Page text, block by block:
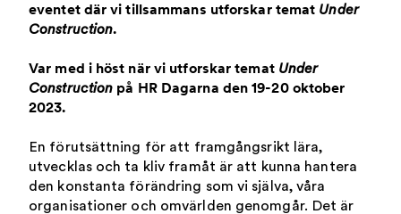
eventet där vi tillsammans utforskar temat Under
Construction.
Var med i höst när vi utforskar temat Under
Construction på HR Dagarna den 19-20 oktober
2023.
En förutsättning för att framgångsrikt lära,
utvecklas och ta kliv framåt är att kunna hantera
den konstanta förändring som vi själva, våra
organisationer och omvärlden genomgår. Det är